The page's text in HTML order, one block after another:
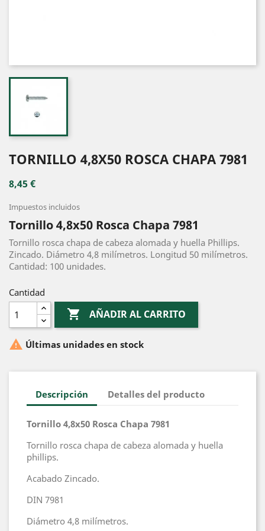
TORNILLO 4,8X50 ROSCA CHAPA 7981
8,45 €
Impuestos incluidos
Tornillo 4,8x50 Rosca Chapa 7981
Tornillo rosca chapa de cabeza alomada y huella Phillips.
Zincado. Diámetro 4,8 milímetros. Longitud 50 milímetros.
Cantidad: 100 unidades.
Cantidad
 AÑADIR AL CARRITO
 Últimas unidades en stock
Descripción Detalles del producto
Tornillo 4,8x50 Rosca Chapa 7981
Tornillo rosca chapa de cabeza alomada y huella
phillips.
Acabado Zincado.
DIN 7981
Diámetro 4,8 milímetros.